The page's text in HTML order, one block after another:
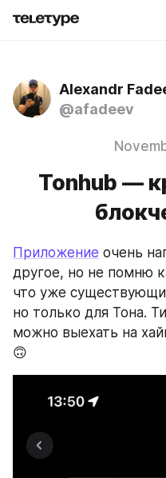
Alexandr
@afadeev
Tonhub —
Приложение очень
другое, но не помню
что уже
но только для Тона.
можно выехать на
🙃